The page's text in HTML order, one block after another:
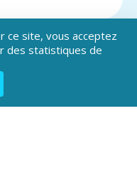
du patrimoine des
ce site, vous acceptez
des statistiques de